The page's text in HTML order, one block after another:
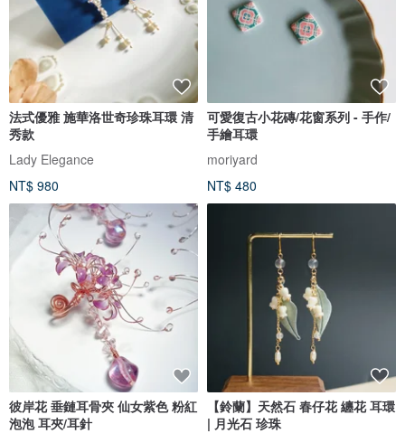
法式優雅 施華洛世奇珍珠耳環 清
秀款
Lady Elegance
NT$ 980
可愛復古小花磚/花窗系列 - 手作/
手繪耳環
moriyard
NT$ 480
彼岸花 垂鏈耳骨夾 仙女紫色 粉紅
泡泡 耳夾/耳針
【鈴蘭】天然石 春仔花 纏花 耳環
| 月光石 珍珠